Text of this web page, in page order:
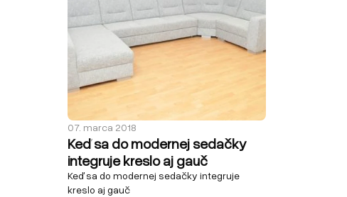
07. marca 2018
Keď sa do modernej sedačky
integruje kreslo aj gauč
Keď sa do modernej sedačky integruje
kreslo aj gauč